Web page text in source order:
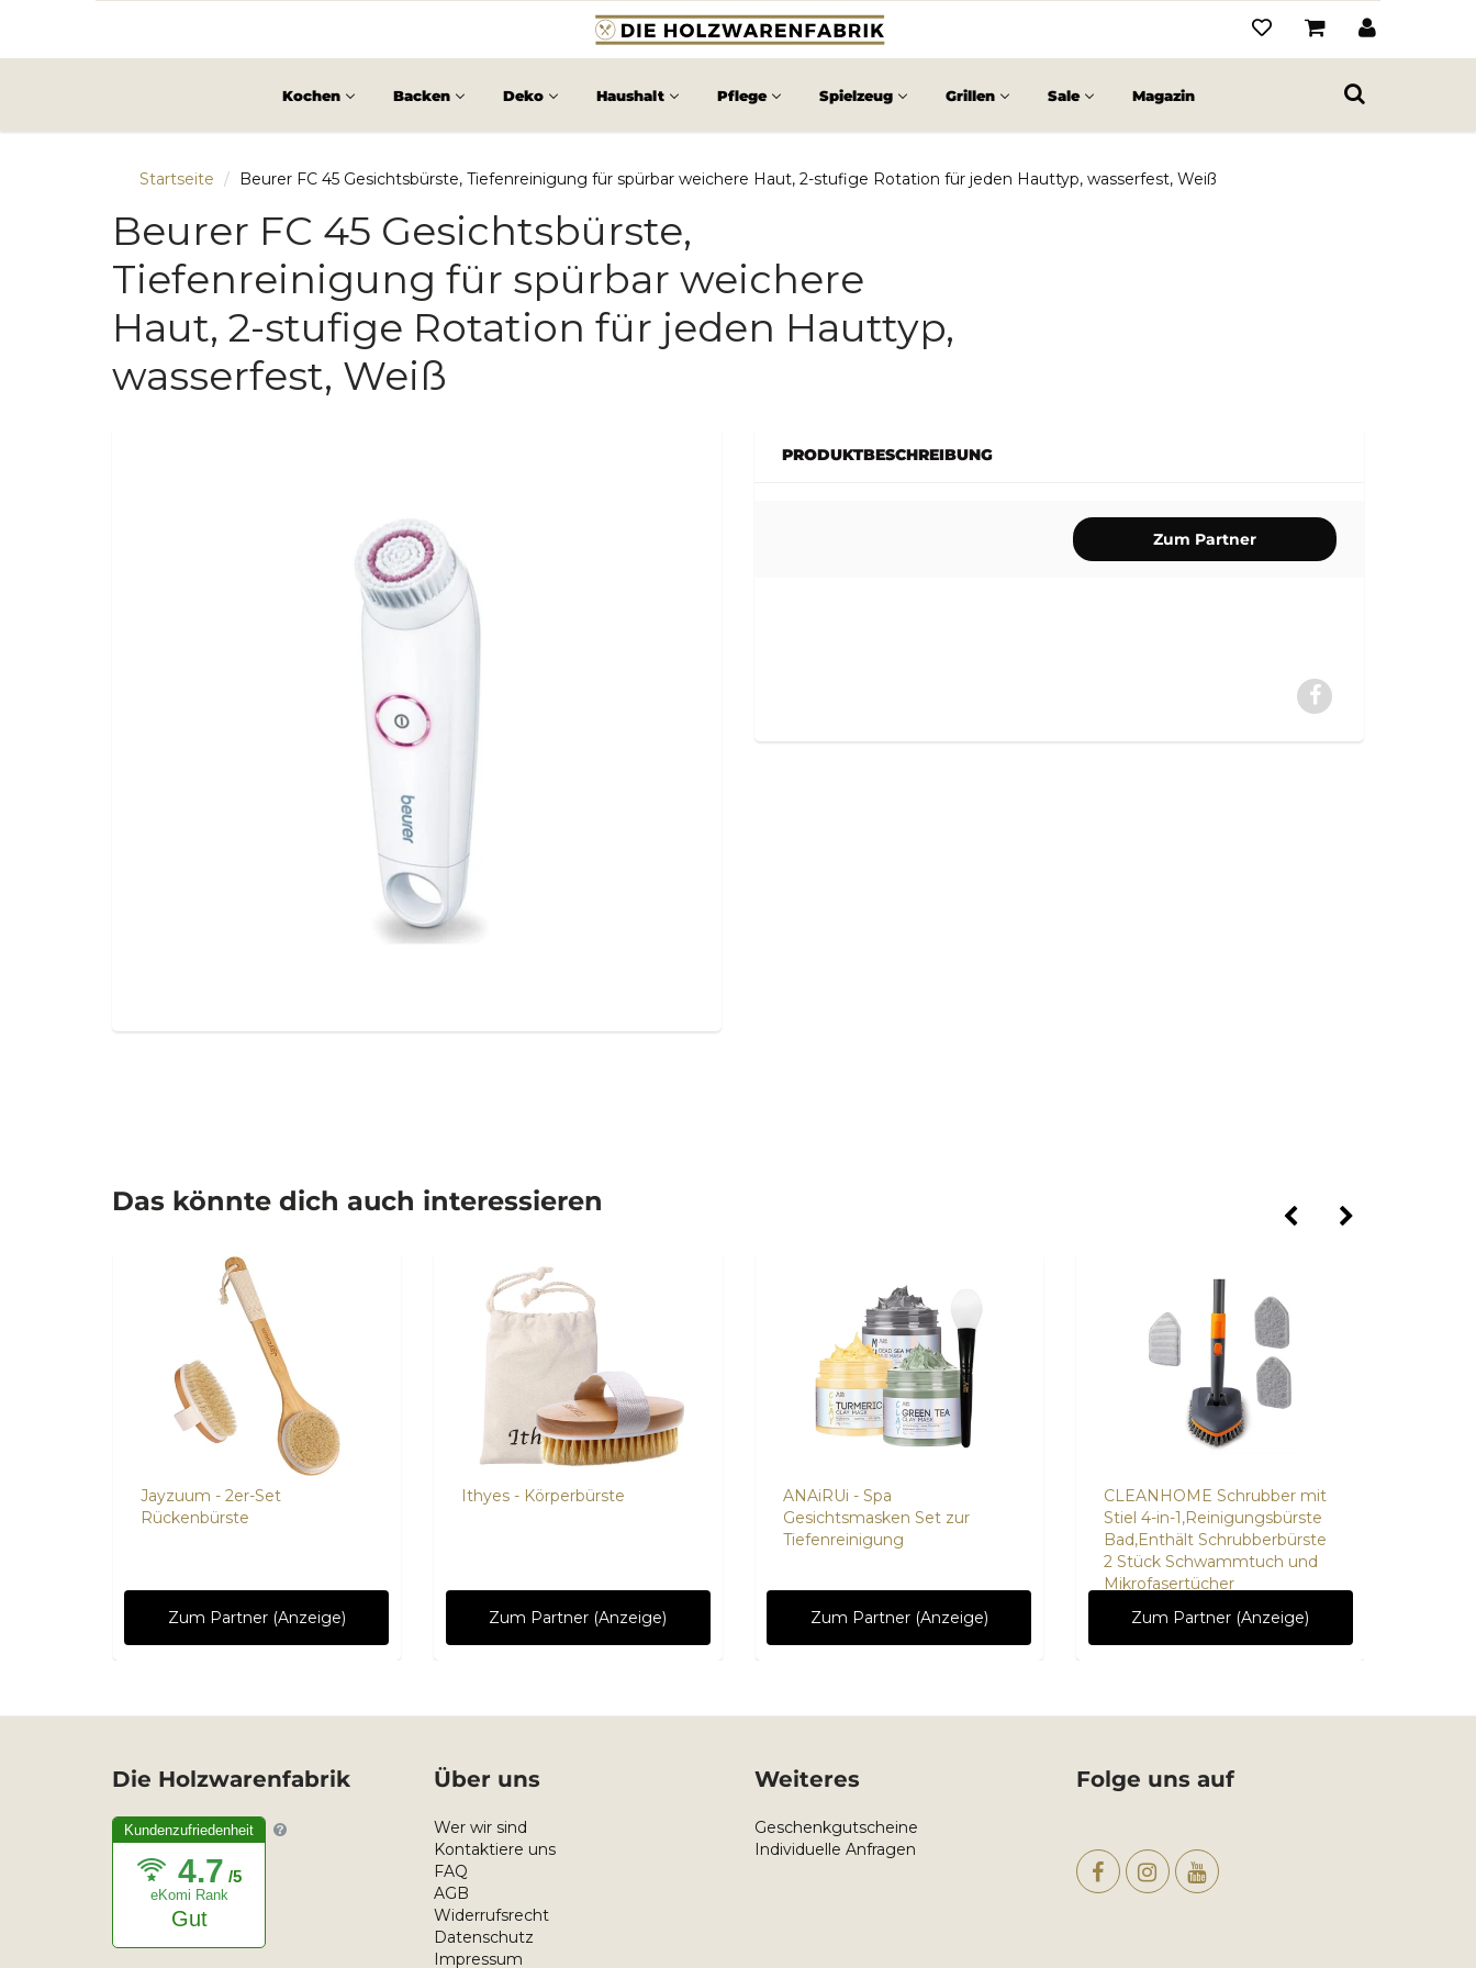
Kochen Backen Deko Haushalt Pflege Spielzeug Grillen Sale Magazin
Startseite Beurer FC 45 Gesichtsbürste, Tiefenreinigung für spürbar weichere Haut, 2-stufige Rotation für jeden Hauttyp, wasserfest, Weiß
Beurer FC 45 Gesichtsbürste,
Tiefenreinigung für spürbar weichere
Haut, 2-stufige Rotation für jeden Hauttyp,
wasserfest, Weiß
PRODUKTBESCHREIBUNG
Zum Partner
Das könnte dich auch interessieren
Jayzuum - 2er-Set
Rückenbürste
Zum Partner (Anzeige)
Ithyes - Körperbürste
Zum Partner (Anzeige)
ANAiRUi - Spa
Gesichtsmasken Set zur
Tiefenreinigung
Zum Partner (Anzeige)
CLEANHOME Schrubber mit
Stiel 4-in-1,Reinigungsbürste
Bad,Enthält Schrubberbürste
2 Stück Schwammtuch und
Mikrofasertücher
Zum Partner (Anzeige)
Die Holzwarenfabrik
Kundenzufriedenheit
4.7 /5
eKomi Rank
Gut
Über uns
Wer wir sind
Kontaktiere uns
FAQ
AGB
Widerrufsrecht
Datenschutz
Impressum
Weiteres
Geschenkgutscheine
Individuelle Anfragen
Folge uns auf